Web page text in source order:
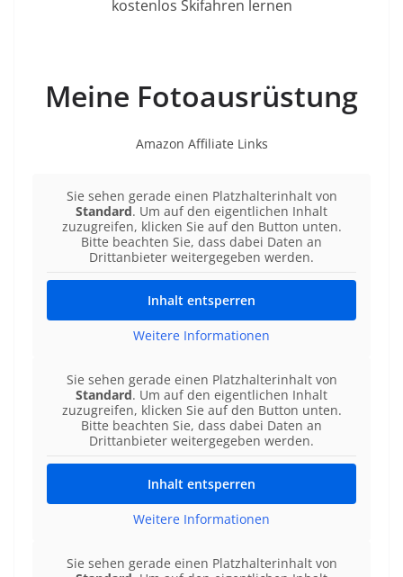
Meine Fotoausrüstung
Amazon Affiliate Links
Sie sehen gerade einen Platzhalterinhalt von
Standard. Um auf den eigentlichen Inhalt
zuzugreifen, klicken Sie auf den Button unten.
Bitte beachten Sie, dass dabei Daten an
Drittanbieter weitergegeben werden.
Inhalt entsperren
Weitere Informationen
Sie sehen gerade einen Platzhalterinhalt von
Standard. Um auf den eigentlichen Inhalt
zuzugreifen, klicken Sie auf den Button unten.
Bitte beachten Sie, dass dabei Daten an
Drittanbieter weitergegeben werden.
Inhalt entsperren
Weitere Informationen
Sie sehen gerade einen Platzhalterinhalt von